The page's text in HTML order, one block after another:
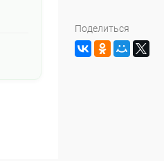
Поделиться